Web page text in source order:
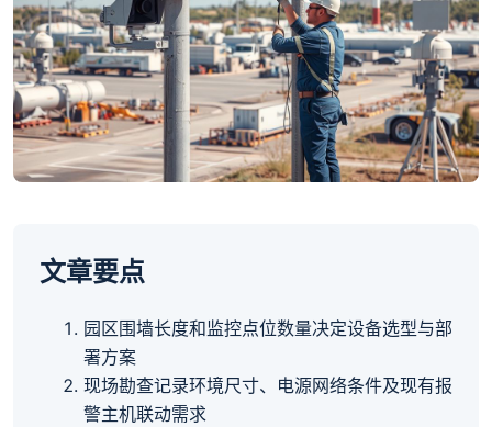
文章要点
园区围墙长度和监控点位数量决定设备选型与部
署方案
现场勘查记录环境尺寸、电源网络条件及现有报
警主机联动需求